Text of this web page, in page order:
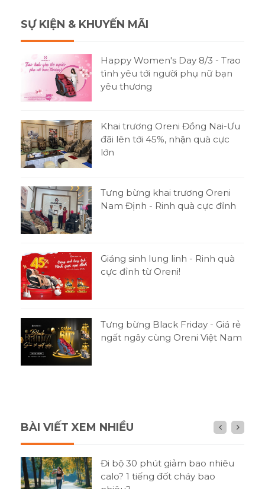
SỰ KIỆN & KHUYẾN MÃI
Happy Women's Day 8/3 - Trao
tình yêu tới người phụ nữ bạn
yêu thương
Khai trương Oreni Đồng Nai-Ưu
đãi lên tới 45%, nhận quà cực
lớn
Tưng bừng khai trương Oreni
Nam Định - Rinh quà cực đỉnh
Giáng sinh lung linh - Rinh quà
cực đỉnh từ Oreni!
Tưng bừng Black Friday - Giá rẻ
ngất ngây cùng Oreni Việt Nam
BÀI VIẾT XEM NHIỀU
Đi bộ 30 phút giảm bao nhiêu
calo? 1 tiếng đốt cháy bao